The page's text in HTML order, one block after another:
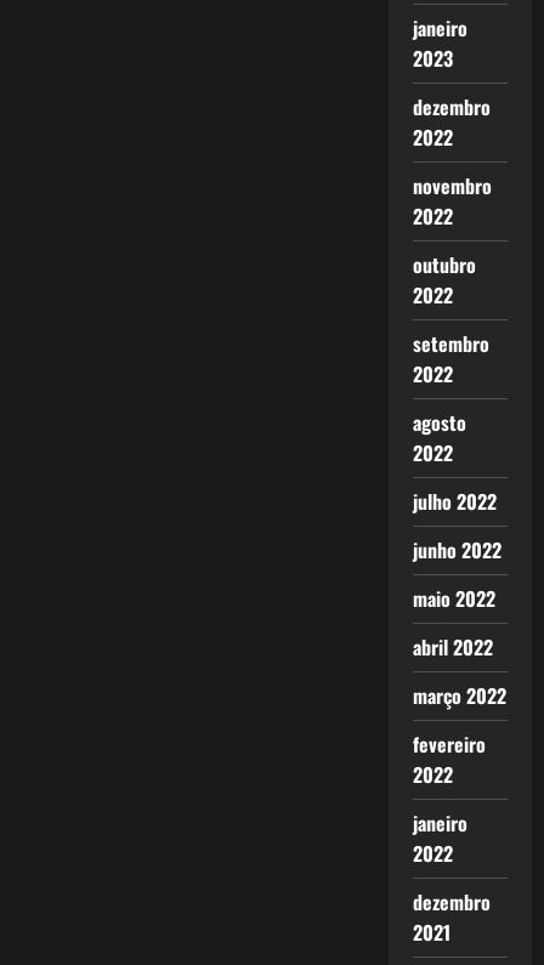
janeiro
2023
dezembro
2022
novembro
2022
outubro
2022
setembro
2022
agosto
2022
julho 2022
junho 2022
maio 2022
abril 2022
março 2022
fevereiro
2022
janeiro
2022
dezembro
2021